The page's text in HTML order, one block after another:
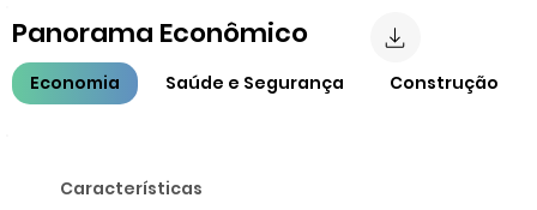
Características
Economia Saúde e Segurança Construção
Panorama Econômico